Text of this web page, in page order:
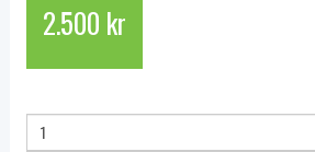
2.500 kr